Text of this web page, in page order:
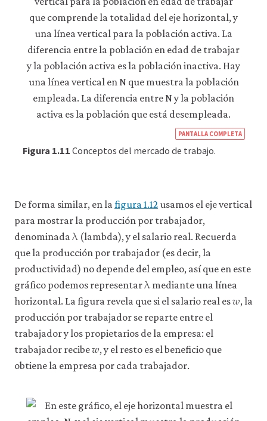
PANTALLA COMPLETA
Figura 1.11 Conceptos del mercado de trabajo.
De forma similar, en la figura 1.12usamos el eje vertical
para mostrar la producción por trabajador,
denominada λ
λ (lambda), y el salario real. Recuerda
que la producción por trabajador (es decir, la
productividad) no depende del empleo, así que en este
gráfico podemos representarλ
λ mediante una línea
horizontal. La figura revela que si el salario real es𝑤, la
producción por trabajador se reparte entre el
trabajador y los propietarios de la empresa: el
trabajador recibe𝑤, y el resto es el beneficio que
obtiene la empresa por cada trabajador.